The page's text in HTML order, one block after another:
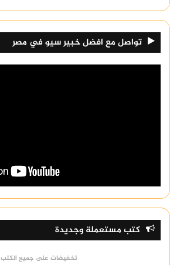
تواصل مع افضل خبير سيو في مصر
كتب مستعملة وجديدة
تخفيضات على جميع الكتب